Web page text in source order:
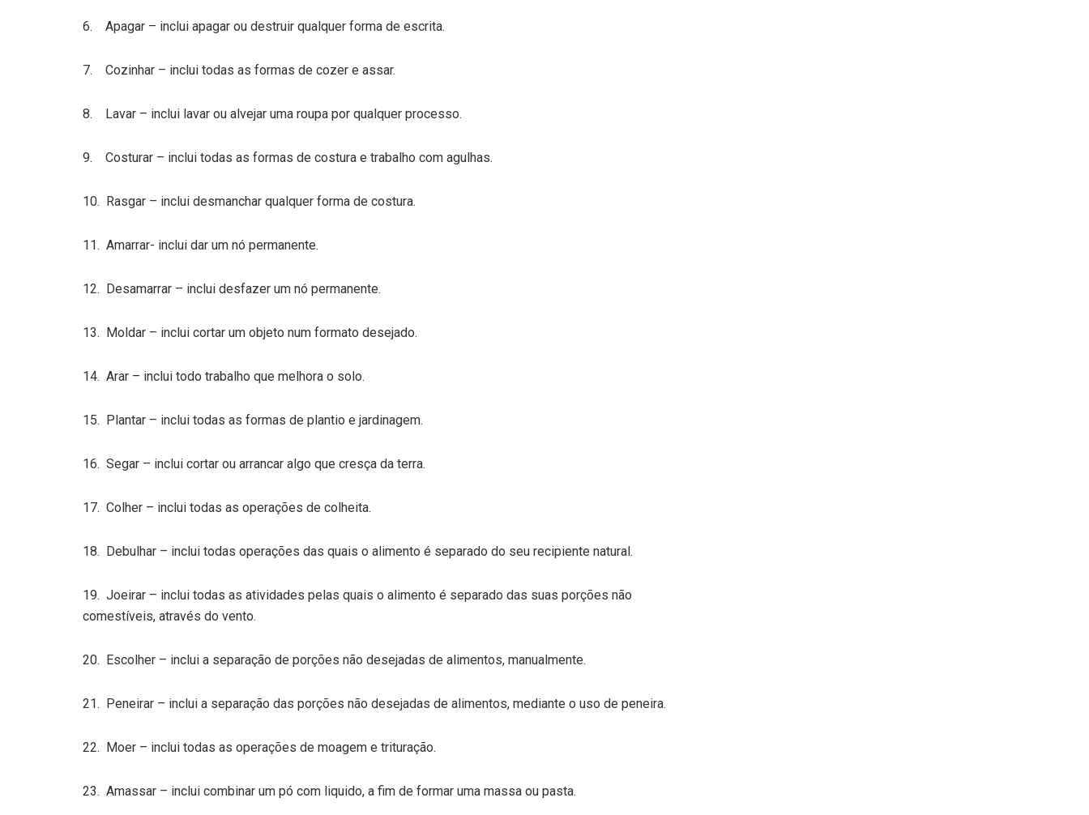
6. Apagar – inclui apagar ou destruir qualquer forma de escrita.
7. Cozinhar – inclui todas as formas de cozer e assar.
8. Lavar – inclui lavar ou alvejar uma roupa por qualquer processo.
9. Costurar – inclui todas as formas de costura e trabalho com agulhas.
10. Rasgar – inclui desmanchar qualquer forma de costura.
11. Amarrar- inclui dar um nó permanente.
12. Desamarrar – inclui desfazer um nó permanente.
13. Moldar – inclui cortar um objeto num formato desejado.
14. Arar – inclui todo trabalho que melhora o solo.
15. Plantar – inclui todas as formas de plantio e jardinagem.
16. Segar – inclui cortar ou arrancar algo que cresça da terra.
17. Colher – inclui todas as operações de colheita.
18. Debulhar – inclui todas operações das quais o alimento é separado do seu recipiente natural.
19. Joeirar – inclui todas as atividades pelas quais o alimento é separado das suas porções não
comestíveis, através do vento.
20. Escolher – inclui a separação de porções não desejadas de alimentos, manualmente.
21. Peneirar – inclui a separação das porções não desejadas de alimentos, mediante o uso de peneira.
22. Moer – inclui todas as operações de moagem e trituração.
23. Amassar – inclui combinar um pó com liquido, a fim de formar uma massa ou pasta.